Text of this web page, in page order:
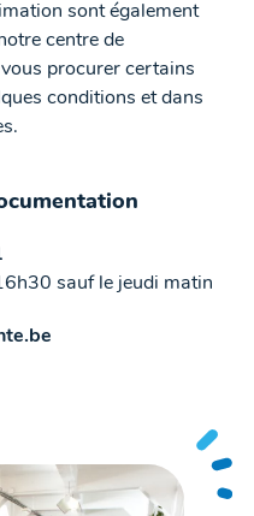
sont également
centre de
procurer certains
conditions et dans
sauf le jeudi matin